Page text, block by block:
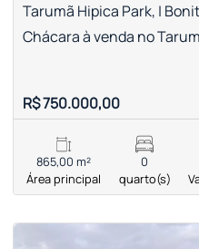
Tarumã Hipica Park, |
Chácara à venda no
R$ 750.000,00
865,00 m²
Área principal
0
quarto(s)